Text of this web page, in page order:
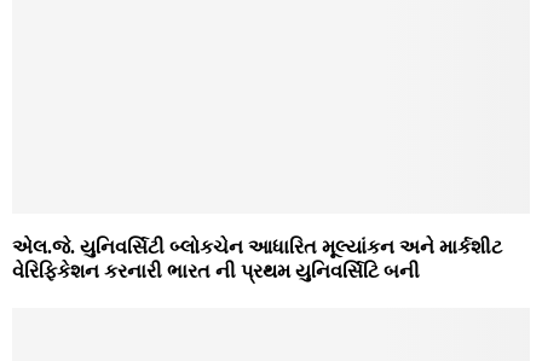
એલ.જે. યુનિવર્સિટી બ્લોકચેન આધારિત મૂલ્યાંકન અને માર્કશીટ
વેરિફિકેશન કરનારી ભારત ની પ્રથમ યુનિવર્સિટિ બની